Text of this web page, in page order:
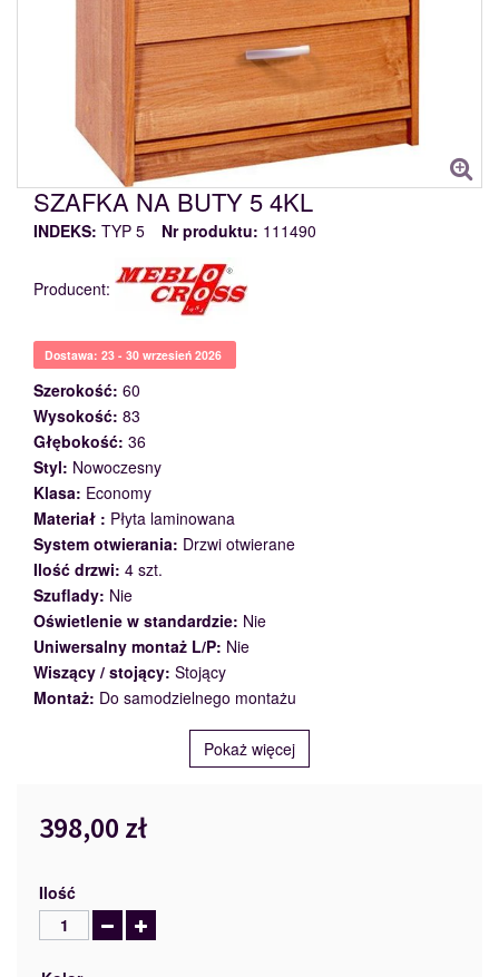
SZAFKA NA BUTY 5 4KL
INDEKS: TYP 5 Nr produktu: 111490
Producent:
Dostawa: 23 - 30 wrzesień 2026
Szerokość: 60
Wysokość: 83
Głębokość: 36
Styl: Nowoczesny
Klasa: Economy
Materiał : Płyta laminowana
System otwierania: Drzwi otwierane
Ilość drzwi: 4 szt.
Szuflady: Nie
Oświetlenie w standardzie: Nie
Uniwersalny montaż L/P: Nie
Wiszący / stojący: Stojący
Montaż: Do samodzielnego montażu
Pokaż więcej
398,00 zł
Ilość